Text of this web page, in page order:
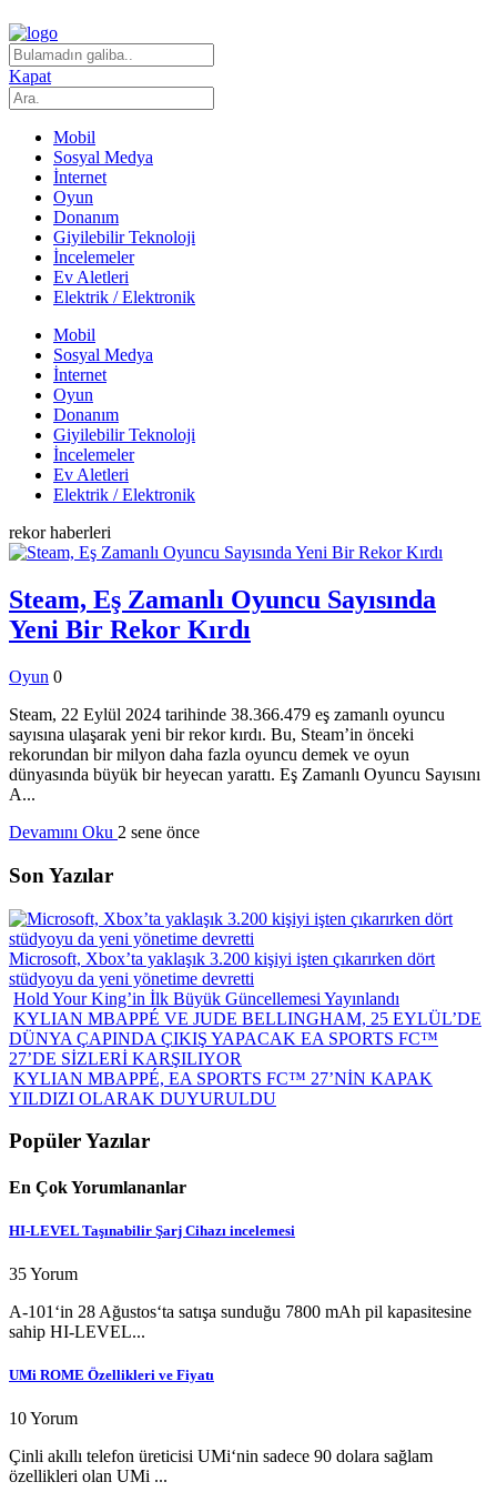
Kapat
Mobil
Sosyal Medya
İnternet
Oyun
Donanım
Giyilebilir Teknoloji
İncelemeler
Ev Aletleri
Elektrik / Elektronik
Mobil
Sosyal Medya
İnternet
Oyun
Donanım
Giyilebilir Teknoloji
İncelemeler
Ev Aletleri
Elektrik / Elektronik
rekorhaberleri
Steam, Eş Zamanlı Oyuncu Sayısında
Yeni Bir Rekor Kırdı
Oyun 0
Steam, 22 Eylül 2024 tarihinde 38.366.479 eş zamanlı oyuncu
sayısına ulaşarak yeni bir rekor kırdı. Bu, Steam’in önceki
rekorundan bir milyon daha fazla oyuncu demek ve oyun
dünyasında büyük bir heyecan yarattı. Eş Zamanlı Oyuncu Sayısını
A...
Devamını Oku 2 sene önce
Son Yazılar
Microsoft, Xbox’ta yaklaşık 3.200 kişiyi işten çıkarırken dört
stüdyoyu da yeni yönetime devretti
Hold Your King’in İlk Büyük Güncellemesi Yayınlandı
KYLIAN MBAPPÉ VE JUDE BELLINGHAM, 25 EYLÜL’DE
DÜNYA ÇAPINDA ÇIKIŞ YAPACAK EA SPORTS FC™
27’DE SİZLERİ KARŞILIYOR
KYLIAN MBAPPÉ, EA SPORTS FC™ 27’NİN KAPAK
YILDIZI OLARAK DUYURULDU
Popüler Yazılar
En Çok Yorumlananlar
HI-LEVEL Taşınabilir Şarj Cihazı incelemesi
35 Yorum
A-101‘in 28 Ağustos‘ta satışa sunduğu 7800 mAh pil kapasitesine
sahip HI-LEVEL...
UMi ROME Özellikleri ve Fiyatı
10 Yorum
Çinli akıllı telefon üreticisi UMi‘nin sadece 90 dolara sağlam
özellikleri olan UMi ...